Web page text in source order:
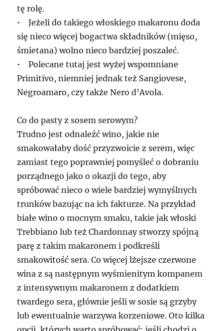
tę rolę.
• Jeżeli do takiego włoskiego makaronu doda
się nieco więcej bogactwa składników (mięso,
śmietana) wolno nieco bardziej poszaleć.
• Polecane tutaj jest wyżej wspomniane
Primitivo, niemniej jednak też Sangiovese,
Negroamaro, czy także Nero d’Avola.
Co do pasty z sosem serowym?
Trudno jest odnaleźć wino, jakie nie
smakowałaby dość przyzwoicie z serem, więc
zamiast tego poprawniej pomyśleć o dobraniu
porządnego jako o okazji do tego, aby
spróbować nieco o wiele bardziej wymyślnych
trunków bazując na ich fakturze. Na przykład
białe wino o mocnym smaku, takie jak włoski
Trebbiano lub też Chardonnay stworzy spójną
parę z takim makaronem i podkreśli
smakowitość sera. Co więcej lżejsze czerwone
wina z są następnym wyśmienitym kompanem
z intensywnym makaronem z dodatkiem
twardego sera, głównie jeśli w sosie są grzyby
lub ewentualnie warzywa korzeniowe. Oto kilka